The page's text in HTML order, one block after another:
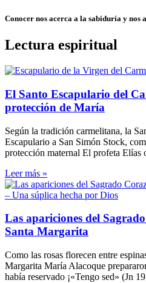
Conocer nos acerca a la sabiduría y nos
Lectura espiritual
El Santo Escapulario del
protección de María
Según la tradición carmelitana, la
Escapulario a San Simón Stock,
protección maternal El profeta
Leer más »
Las apariciones del
Santa Margarita
Como las rosas florecen entre
Margarita María Alacoque
había reservado ¡«Tengo sed» (Jn